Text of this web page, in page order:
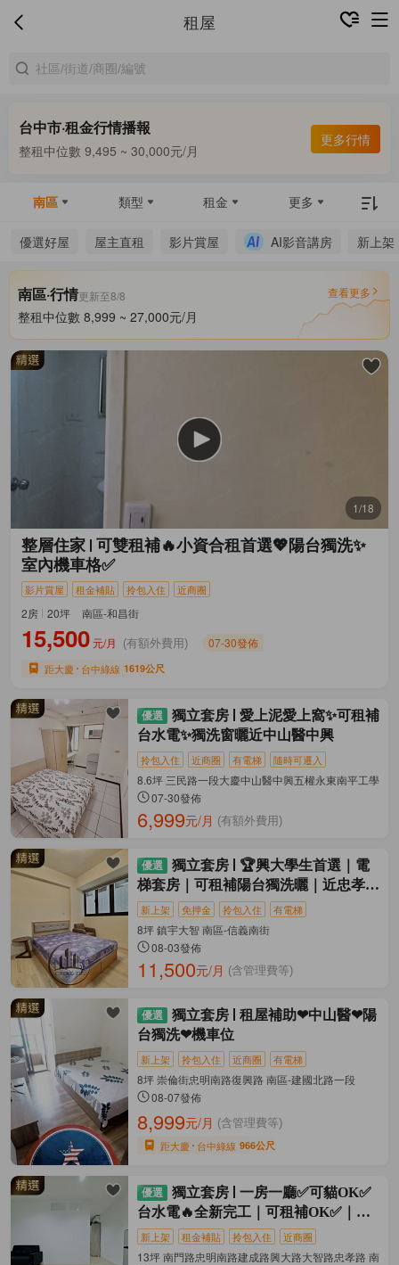
租屋
台中市·租金行情播報
合租中位數 5,500 ~ 8,000元/月
整租中位數 9,495 ~ 30,000元/月
更多行情
南區 類型 租金 更多
優選好屋 屋主直租 影片賞屋 AI影音講房 新上架
南區·行情更新至8/8 查看更多
整租中位數 8,999 ~ 27,000元/月
1/18
整層住家 可雙租補🔥小資合租首選💖陽台獨洗✨
室內機車格✅
影片賞屋 租金補貼 拎包入住 近商圈
2房 20坪 南區-和昌街
15,500 元/月 (有額外費用) 07-30發佈
距大慶 台中綠線 1619公尺
獨立套房
愛上泥愛上窩✨可租補
台水電✨獨洗窗曬近中山醫中興
拎包入住 近商圈 有電梯 隨時可遷入
8.6坪 三民路一段大慶中山醫中興五權永東南平工學 南
07-30發佈
6,999元/月 (有額外費用)
獨立套房
🏆興大學生首選｜電
梯套房｜可租補陽台獨洗曬｜近忠孝夜
市🏆
新上架 免押金 拎包入住 有電梯
8坪 鎮宇大智 南區-信義南街
08-03發佈
11,500元/月 (含管理費等)
獨立套房
租屋補助❤中山醫❤陽
台獨洗❤機車位
新上架 拎包入住 近商圈 有電梯
8坪 崇倫街忠明南路復興路 南區-建國北路一段
08-07發佈
8,999元/月 (含管理費等)
距大慶 台中綠線 966公尺
獨立套房
一房一廳✅可貓OK✅
台水電🔥全新完工｜可租補OK✅｜子
母車
新上架 租金補貼 拎包入住 近商圈
13坪 南門路忠明南路建成路興大路大智路忠孝路 南區-